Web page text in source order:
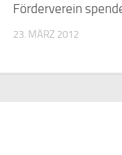
Förderverein
23. MÄRZ 2012